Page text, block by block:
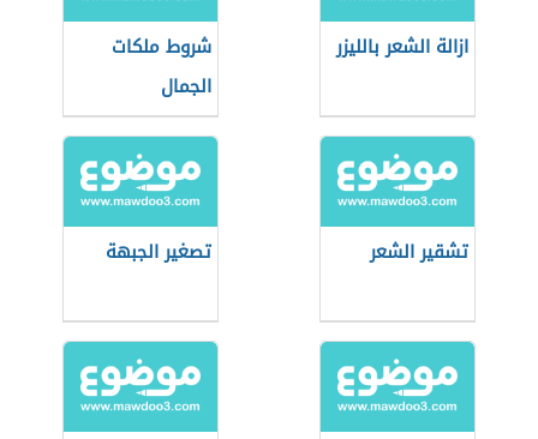
ازالة الشعر بالليزر
شروط ملكات
الجمال
تشقير الشعر تصغير الجبهة